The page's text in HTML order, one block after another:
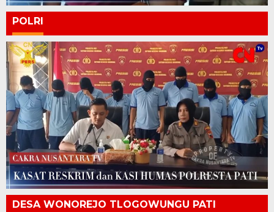
POLRI
DESA WONOREJO TLOGOWUNGU PATI